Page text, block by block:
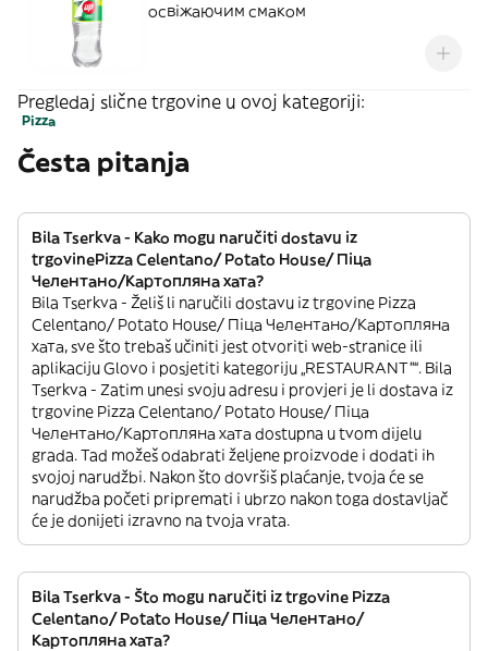
освіжаючим смаком
Pregledaj slične trgovine u ovoj kategoriji:
Pizza
Česta pitanja
Bila Tserkva - Kako mogu naručiti dostavu iz
trgovinePizza Celentano/ Potato House/ Піца
Челентано/Картопляна хата?
Bila Tserkva - Želiš li naručili dostavu iz trgovine Pizza
Celentano/ Potato House/ Піца Челентано/Картопляна
хата, sve što trebaš učiniti jest otvoriti web-stranice ili
aplikaciju Glovo i posjetiti kategoriju „RESTAURANT”“. Bila
Tserkva - Zatim unesi svoju adresu i provjeri je li dostava iz
trgovine Pizza Celentano/ Potato House/ Піца
Челентано/Картопляна хата dostupna u tvom dijelu
grada. Tad možeš odabrati željene proizvode i dodati ih
svojoj narudžbi. Nakon što dovršiš plaćanje, tvoja će se
narudžba početi pripremati i ubrzo nakon toga dostavljač
će je donijeti izravno na tvoja vrata.
Bila Tserkva - Što mogu naručiti iz trgovine Pizza
Celentano/ Potato House/ Піца Челентано/
Картопляна хата?